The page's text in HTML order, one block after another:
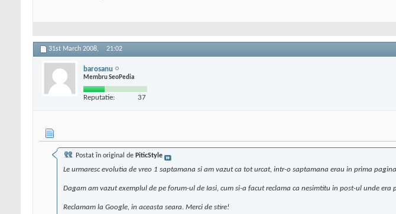
31st March 2008, 21:02
barosanu
Membru SeoPedia
Reputatie: 37
Postat în original de PiticStyle
Le urmaresc evolutia de vreo 1 saptamana si am vazut ca tot urcat, intr-o saptamana erau in prima
Dagam am vazut exemplul de pe forum-ul de Iasi, cum si-a facut reclama ca nesimtitu in post-ul unde
Reclamam la Google, in aceasta seara. Merci de stire!